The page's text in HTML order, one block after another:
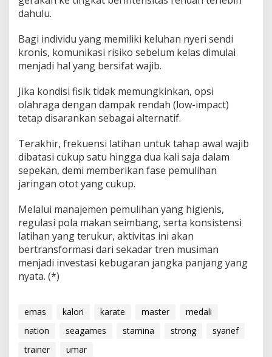
dahulu.
Bagi individu yang memiliki keluhan nyeri sendi
kronis, komunikasi risiko sebelum kelas dimulai
menjadi hal yang bersifat wajib.
Jika kondisi fisik tidak memungkinkan, opsi
olahraga dengan dampak rendah (low-impact)
tetap disarankan sebagai alternatif.
Terakhir, frekuensi latihan untuk tahap awal wajib
dibatasi cukup satu hingga dua kali saja dalam
sepekan, demi memberikan fase pemulihan
jaringan otot yang cukup.
Melalui manajemen pemulihan yang higienis,
regulasi pola makan seimbang, serta konsistensi
latihan yang terukur, aktivitas ini akan
bertransformasi dari sekadar tren musiman
menjadi investasi kebugaran jangka panjang yang
nyata. (*)
emas kalori karate master
medali
nation
seagames stamina strong
syarief
trainer
umar